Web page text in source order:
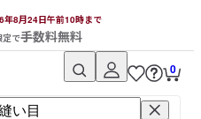
年8月24日午前10時まで
定で手数料無料
0